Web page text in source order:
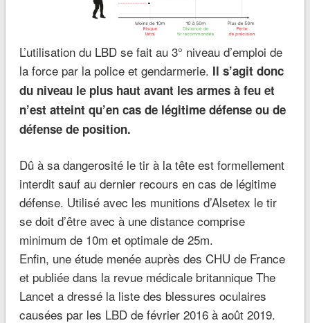
L’utilisation du LBD se fait au 3° niveau d’emploi de
la force par la police et gendarmerie. Il s’agit donc
du niveau le plus haut avant les armes à feu et
n’est atteint qu’en cas de légitime défense ou de
défense de position.
Dû à sa dangerosité le tir à la tête est formellement
interdit sauf au dernier recours en cas de légitime
défense. Utilisé avec les munitions d’Alsetex le tir
se doit d’être avec à une distance comprise
minimum de 10m et optimale de 25m.
Enfin, une étude menée auprès des CHU de France
et publiée dans la revue médicale britannique The
Lancet a dressé la liste des blessures oculaires
causées par les LBD de février 2016 à août 2019.